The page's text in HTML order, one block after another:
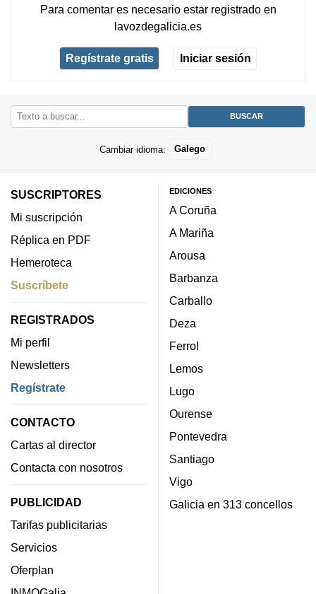
Para comentar es necesario estar registradoen
lavozdegalicia.es
Regístrate gratis Iniciar sesión
Cambiar idioma: Galego
SUSCRIPTORES
Mi suscripción
Réplica en PDF
Hemeroteca
Suscríbete
REGISTRADOS
Mi perfil
Newsletters
Regístrate
CONTACTO
Cartas al director
Contacta con nosotros
PUBLICIDAD
Tarifas publicitarias
Servicios
Oferplan
EDICIONES
A Coruña
A Mariña
Arousa
Barbanza
Carballo
Deza
Ferrol
Lemos
Lugo
Ourense
Pontevedra
Santiago
Vigo
Galicia en 313 concellos